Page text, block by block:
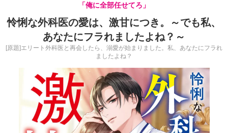
「俺に全部任せてろ」
怜悧な外科医の愛は、激甘につき。～でも私、
あなたにフラれましたよね？～
[原題]エリート外科医と再会したら、溺愛が始まりました。私、あなたにフラれ
ましたよね？